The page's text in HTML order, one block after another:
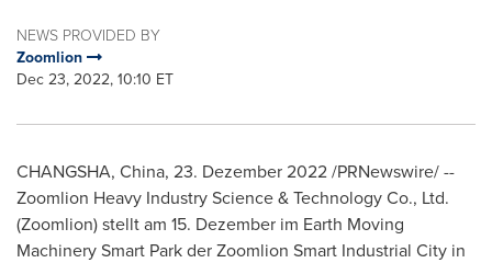
NEWS PROVIDED BY
Zoomlion
Dec 23, 2022, 10:10 ET
CHANGSHA, China, 23. Dezember 2022/PRNewswire/ --
Zoomlion Heavy Industry Science & Technology Co., Ltd.
(Zoomlion) stellt am 15. Dezember im Earth Moving
Machinery Smart Park der Zoomlion Smart Industrial City in